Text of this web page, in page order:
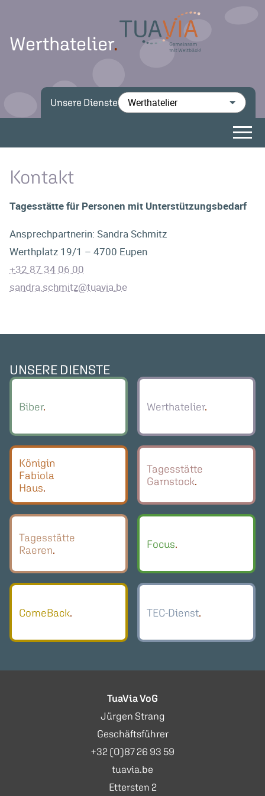
Werthatelier
Unsere Dienste
Kontakt
Tagesstätte für Personen mit Unterstützungsbedarf
Ansprechpartnerin: Sandra Schmitz
Werthplatz 19/1 – 4700 Eupen
+32 87 34 06 00
sandra.schmitz@tuavia.be
UNSERE DIENSTE
Biber Werthatelier
Königin
Fabiola
Haus
Tagesstätte
Garnstock
Tagesstätte
Raeren
Focus
ComeBack TEC-Dienst
TuaVia VoG
Jürgen Strang
Geschäftsführer
+32 (0)87 26 93 59
tuavia.be
Ettersten 2